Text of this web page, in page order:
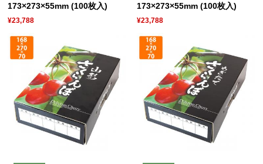
173×273×55mm (100枚入)
¥23,788
173×273×55mm (100枚入)
¥23,788